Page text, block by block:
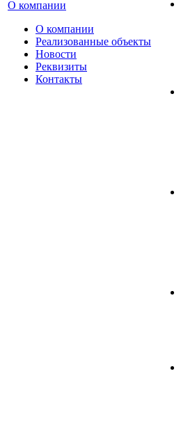
О компании
О компании
Реализованные объекты
Новости
Реквизиты
Контакты